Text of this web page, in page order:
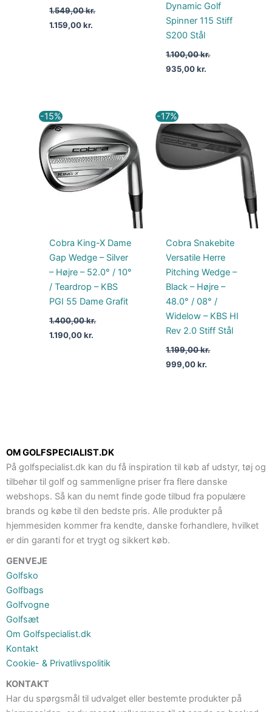
1.549,00kr.
1.159,00kr.
Dynamic Golf
Spinner 115 Stiff
S200 Stål
1.100,00kr.
935,00kr.
-15%
Cobra King-X Dame
Gap Wedge – Silver
– Højre – 52.0° / 10°
/ Teardrop – KBS
PGI 55 Dame Grafit
1.400,00kr.
Den
oprindelige
pris
var:
1.400,00 kr..
1.190,00kr.
aktuelle
pris
er:
1.190,00 kr..
-17%
Cobra Snakebite
Versatile Herre
Pitching Wedge –
Black – Højre –
48.0° / 08° /
Widelow – KBS HI
Rev 2.0 Stiff Stål
1.199,00kr.
Den
oprindelige
pris
var:
1.199,00 kr..
999,00kr.
aktuelle
pris
er:
999,00 kr..
OM GOLFSPECIALIST.DK
På golfspecialist.dk kan du få inspiration til køb af udstyr, tøj og
tilbehør til golf og sammenligne priser fra flere danske
webshops. Så kan du nemt finde gode tilbud fra populære
brands og købe til den bedste pris. Alle produkter på
hjemmesiden kommer fra kendte, danske forhandlere, hvilket
er din garanti for et trygt og sikkert køb.
GENVEJE
Golfsko
Golfbags
Golfvogne
Golfsæt
Om Golfspecialist.dk
Kontakt
Cookie- & Privatlivspolitik
KONTAKT
Har du spørgsmål til udvalget eller bestemte produkter på